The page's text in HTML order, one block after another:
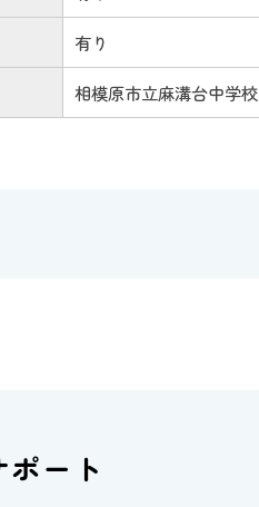
有り
相模原市立麻溝台中学校
ート